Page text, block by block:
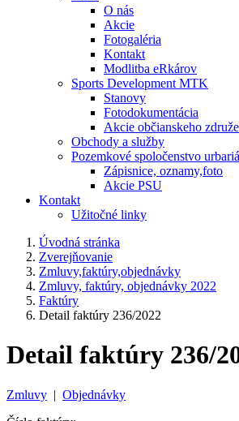
O nás
Akcie
Fotogaléria
Kontakt
Modlitba eRkárov
Sports Development MTK
Stanovy
Fotodokumentácia
Akcie občianskeho
Obchody a služby
Pozemkové spoločenstvo
Zápisnice, oznamy,foto
Akcie PSU
Kontakt
Užitočné linky
Úvodná stránka
Zverejňovanie
Zmluvy,faktúry,objednávky
Zmluvy, faktúry, objednávky 2022
Faktúry
Detail faktúry 236/2022
Detail faktúry 236/
Zmluvy | Objednávky